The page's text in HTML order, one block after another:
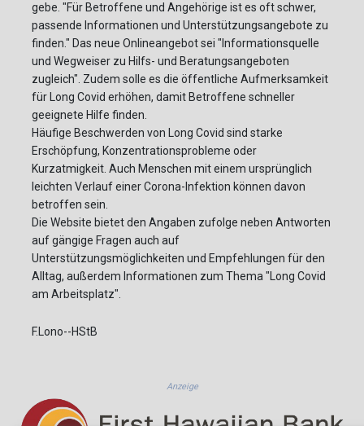
gebe. "Für Betroffene und Angehörige ist es oft schwer,
passende Informationen und Unterstützungsangebote zu
finden." Das neue Onlineangebot sei "Informationsquelle
und Wegweiser zu Hilfs- und Beratungsangeboten
zugleich". Zudem solle es die öffentliche Aufmerksamkeit
für Long Covid erhöhen, damit Betroffene schneller
geeignete Hilfe finden.
Häufige Beschwerden von Long Covid sind starke
Erschöpfung, Konzentrationsprobleme oder
Kurzatmigkeit. Auch Menschen mit einem ursprünglich
leichten Verlauf einer Corona-Infektion können davon
betroffen sein.
Die Website bietet den Angaben zufolge neben Antworten
auf gängige Fragen auch auf
Unterstützungsmöglichkeiten und Empfehlungen für den
Alltag, außerdem Informationen zum Thema "Long Covid
am Arbeitsplatz".
F.Lono--HStB
Anzeige